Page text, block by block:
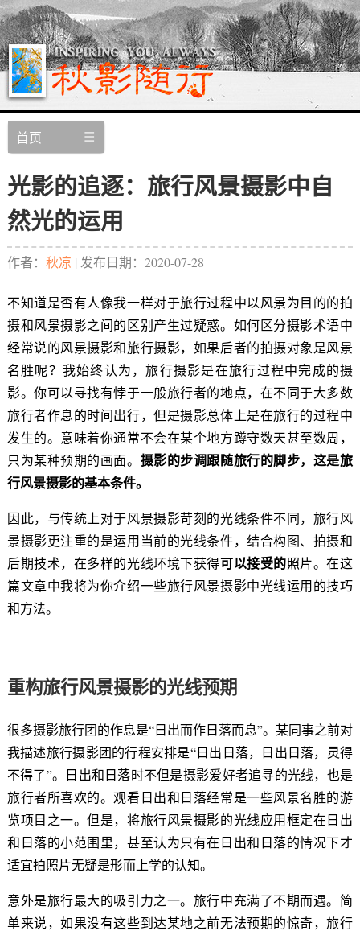
首页
光影的追逐：旅行风景摄影中自
然光的运用
作者： 秋凉 | 发布日期： 2020-07-28
不知道是否有人像我一样对于旅行过程中以风景为目的的拍
摄和风景摄影之间的区别产生过疑惑。如何区分摄影术语中
经常说的风景摄影和旅行摄影，如果后者的拍摄对象是风景
名胜呢？我始终认为，旅行摄影是在旅行过程中完成的摄
影。你可以寻找有悖于一般旅行者的地点，在不同于大多数
旅行者作息的时间出行，但是摄影总体上是在旅行的过程中
发生的。意味着你通常不会在某个地方蹲守数天甚至数周，
只为某种预期的画面。 摄影的步调跟随旅行的脚步，这是旅
行风景摄影的基本条件。
因此，与传统上对于风景摄影苛刻的光线条件不同，旅行风
景摄影更注重的是运用当前的光线条件，结合构图、拍摄和
后期技术，在多样的光线环境下获得可以接受的照片。在这
篇文章中我将为你介绍一些旅行风景摄影中光线运用的技巧
和方法。
重构旅行风景摄影的光线预期
很多摄影旅行团的作息是“日出而作日落而息”。某同事之前对
我描述旅行摄影团的行程安排是“日出日落，日出日落，灵得
不得了”。日出和日落时不但是摄影爱好者追寻的光线，也是
旅行者所喜欢的。观看日出和日落经常是一些风景名胜的游
览项目之一。但是，将旅行风景摄影的光线应用框定在日出
和日落的小范围里，甚至认为只有在日出和日落的情况下才
适宜拍照片无疑是形而上学的认知。
意外是旅行最大的吸引力之一。旅行中充满了不期而遇。简
单来说，如果没有这些到达某地之前无法预期的惊奇，旅行